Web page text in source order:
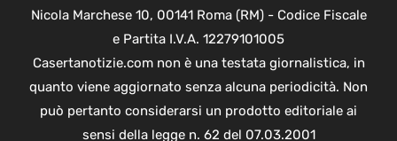
Nicola Marchese 10, 00141 Roma (RM) - Codice Fiscale
e Partita I.V.A. 12279101005
Casertanotizie.com non è una testata giornalistica, in
quanto viene aggiornato senza alcuna periodicità. Non
può pertanto considerarsi un prodotto editoriale ai
sensi della legge n. 62 del 07.03.2001